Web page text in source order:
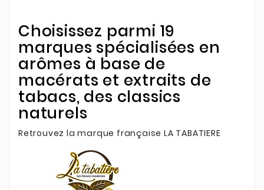
Choisissez parmi 19
marques spécialisées en
arômes à base de
macérats et extraits de
tabacs, des classics
naturels
Retrouvez la marque française LA TABATIERE